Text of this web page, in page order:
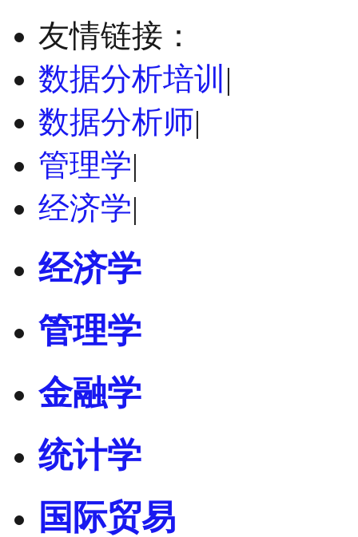
友情链接：
数据分析培训 |
数据分析师|
管理学|
经济学|
经济学
管理学
金融学
统计学
国际贸易